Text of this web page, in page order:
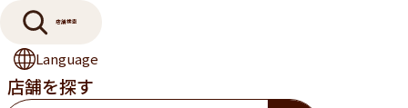
店舗検索
Language
店舗を探す